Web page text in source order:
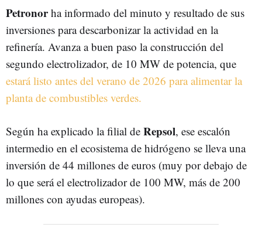
Petronorha informado del minuto y resultado de sus
inversiones para descarbonizar la actividad en la
refinería. Avanza a buen paso la construcción del
segundo electrolizador, de 10 MW de potencia, que
estará listo antes del verano de 2026 para alimentar la
planta de combustibles verdes.
Según ha explicado la filial de Repsol, ese escalón
intermedio en el ecosistema de hidrógeno se lleva una
inversión de 44 millones de euros (muy por debajo de
lo que será el electrolizador de 100 MW, más de 200
millones con ayudas europeas).